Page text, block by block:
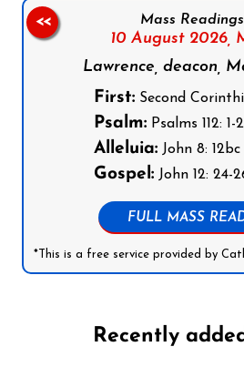
Mass
10 August 2026,
Lawrence, deacon,
First: Second
Psalm: Psalms 112:
Alleluia: John 8: 12bc
Gospel: John 12: 24-
FULL MASS
*This is a free service provided by
<<
Recently